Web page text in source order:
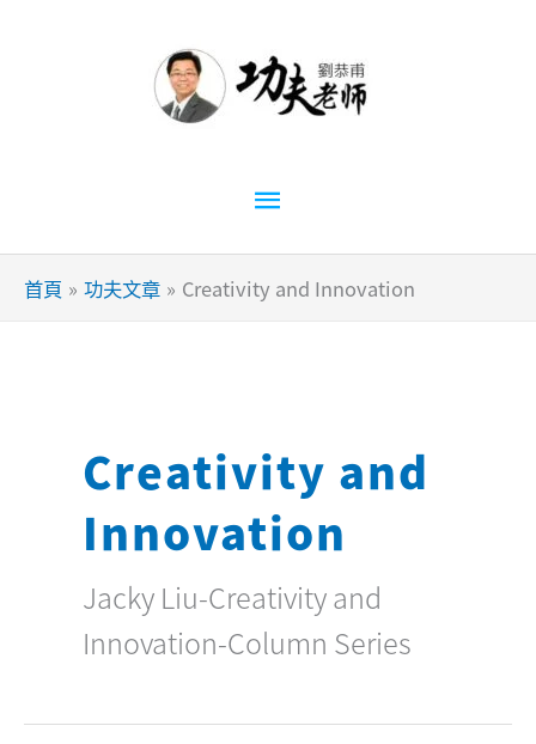
主
要
選
首頁 功夫文章 Creativity and Innovation
Creativity and
Innovation
Jacky Liu-Creativity and
Innovation-Column Series